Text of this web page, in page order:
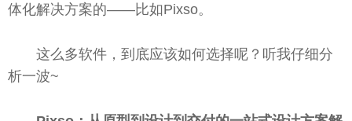
体化解决方案的——比如Pixso。
这么多软件，到底应该如何选择呢？听我仔细分
析一波~